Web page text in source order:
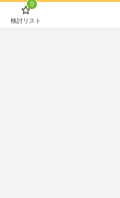
0
検討リスト